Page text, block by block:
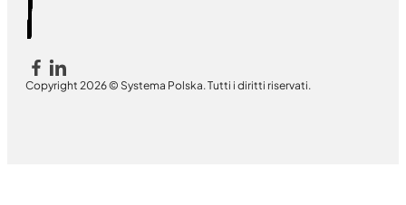
Copyright 2026 © Systema Polska. Tutti i diritti riservati.